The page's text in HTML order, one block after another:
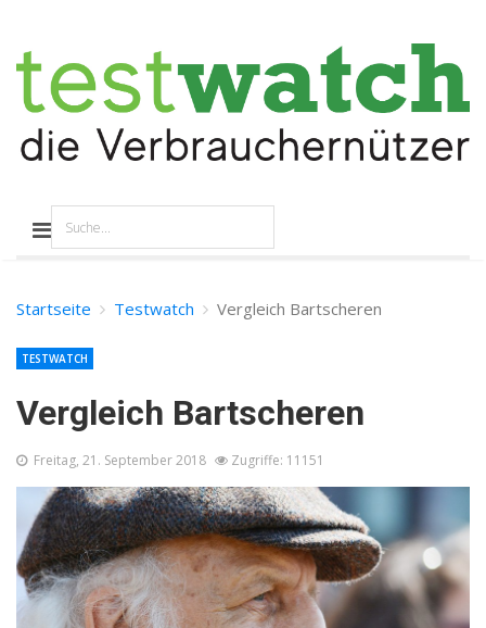
Startseite Testwatch Vergleich Bartscheren
Vergleich Bartscheren
TESTWATCH
Freitag, 21. September 2018 Zugriffe: 11151